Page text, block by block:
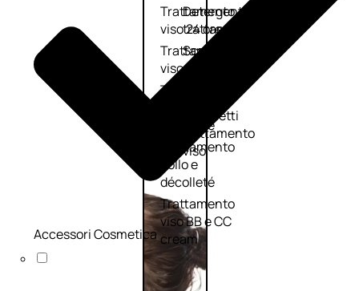
Trattamento
viso 24 ore
Trattamento
viso antietà
Trattamento
idratante
Trattamento
collo e
décolleté
Trattamento
viso BB e CC
cream
Detergenti
trattanti
Scrub
Maschere
Cofanetti
trattamento
viso
Accessori Cosmetica